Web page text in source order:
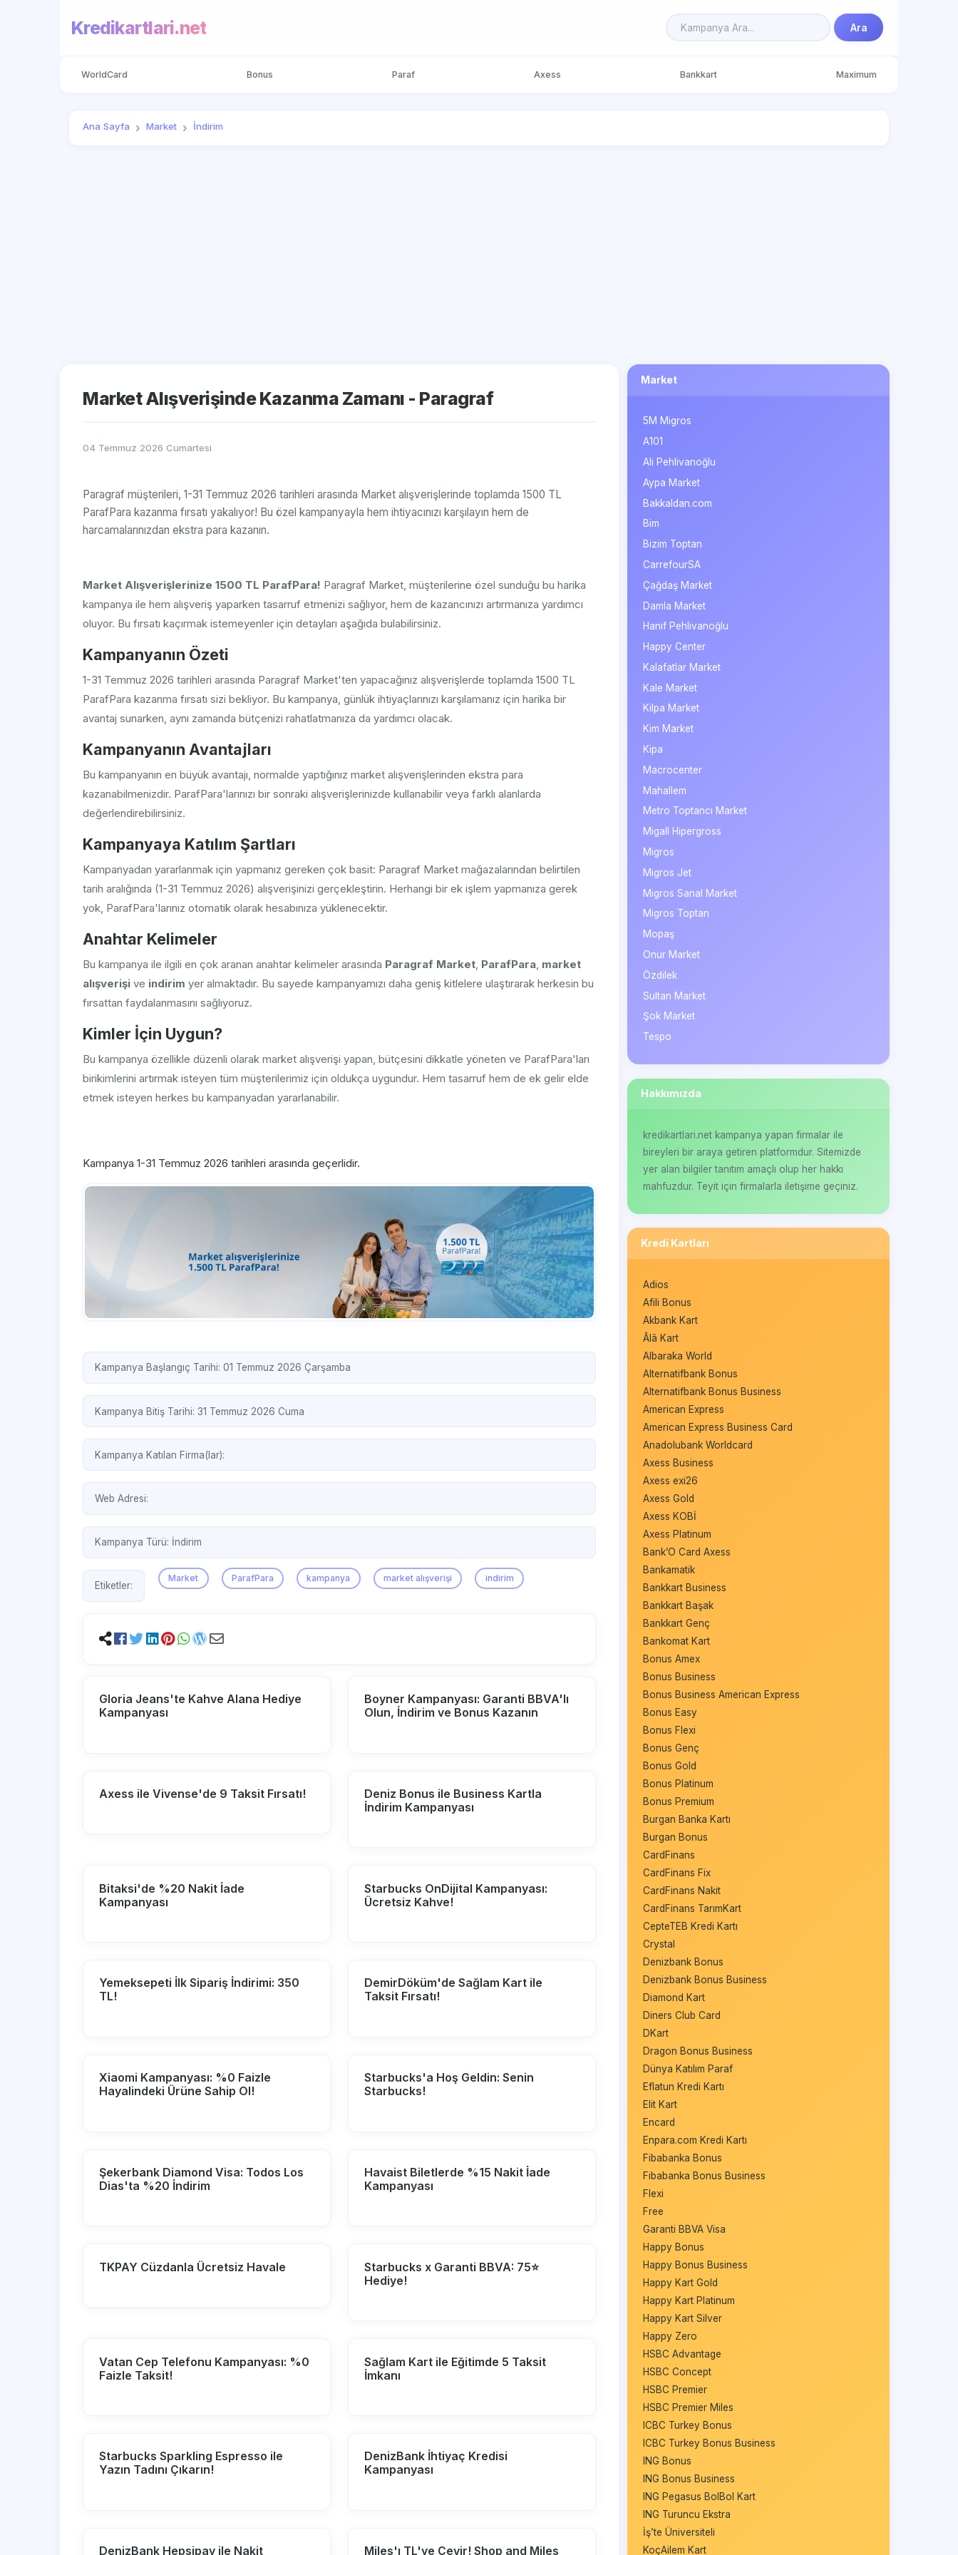
Kredikartlari.net Ara
WorldCard Bonus Paraf Axess Bankkart Maximum
Ana Sayfa Market İndirim
Market Alışverişinde Kazanma Zamanı - Paragraf
04 Temmuz 2026 Cumartesi
Paragraf müşterileri, 1-31 Temmuz 2026 tarihleri arasında Market alışverişlerinde toplamda 1500 TL
ParafPara kazanma fırsatı yakalıyor! Bu özel kampanyayla hem ihtiyacınızı karşılayın hem de
harcamalarınızdan ekstra para kazanın.
Market Alışverişlerinize 1500 TL ParafPara! Paragraf Market, müşterilerine özel sunduğu bu harika
kampanya ile hem alışveriş yaparken tasarruf etmenizi sağlıyor, hem de kazancınızı artırmanıza yardımcı
oluyor. Bu fırsatı kaçırmak istemeyenler için detayları aşağıda bulabilirsiniz.
Kampanyanın Özeti
1-31 Temmuz 2026 tarihleri arasında Paragraf Market'ten yapacağınız alışverişlerde toplamda 1500 TL
ParafPara kazanma fırsatı sizi bekliyor. Bu kampanya, günlük ihtiyaçlarınızı karşılamanız için harika bir
avantaj sunarken, aynı zamanda bütçenizi rahatlatmanıza da yardımcı olacak.
Kampanyanın Avantajları
Bu kampanyanın en büyük avantajı, normalde yaptığınız market alışverişlerinden ekstra para
kazanabilmenizdir. ParafPara'larınızı bir sonraki alışverişlerinizde kullanabilir veya farklı alanlarda
değerlendirebilirsiniz.
Kampanyaya Katılım Şartları
Kampanyadan yararlanmak için yapmanız gereken çok basit: Paragraf Market mağazalarından belirtilen
tarih aralığında (1-31 Temmuz 2026) alışverişinizi gerçekleştirin. Herhangi bir ek işlem yapmanıza gerek
yok, ParafPara'larınız otomatik olarak hesabınıza yüklenecektir.
Anahtar Kelimeler
Bu kampanya ile ilgili en çok aranan anahtar kelimeler arasında Paragraf Market, ParafPara, market
alışverişi ve indirim yer almaktadır. Bu sayede kampanyamızı daha geniş kitlelere ulaştırarak herkesin bu
fırsattan faydalanmasını sağlıyoruz.
Kimler İçin Uygun?
Bu kampanya özellikle düzenli olarak market alışverişi yapan, bütçesini dikkatle yöneten ve ParafPara'ları
birikimlerini artırmak isteyen tüm müşterilerimiz için oldukça uygundur. Hem tasarruf hem de ek gelir elde
etmek isteyen herkes bu kampanyadan yararlanabilir.
Kampanya 1-31 Temmuz 2026 tarihleri arasında geçerlidir.
Kampanya Başlangıç Tarihi: 01 Temmuz 2026 Çarşamba
Kampanya Bitiş Tarihi: 31 Temmuz 2026 Cuma
Kampanya Katılan Firma(lar):
Web Adresi:
Kampanya Türü: İndirim
Etiketler:
Market ParafPara kampanya market alışverişi indirim
Gloria Jeans'te Kahve Alana Hediye
Kampanyası
Boyner Kampanyası: Garanti BBVA'lı
Olun, İndirim ve Bonus Kazanın
Axess ile Vivense'de 9 Taksit Fırsatı!
Deniz Bonus ile Business Kartla
İndirim Kampanyası
Bitaksi'de %20 Nakit İade
Kampanyası
Starbucks OnDijital Kampanyası:
Ücretsiz Kahve!
Yemeksepeti İlk Sipariş İndirimi: 350
TL!
DemirDöküm'de Sağlam Kart ile
Taksit Fırsatı!
Xiaomi Kampanyası: %0 Faizle
Hayalindeki Ürüne Sahip Ol!
Starbucks'a Hoş Geldin: Senin
Starbucks!
Şekerbank Diamond Visa: Todos Los
Dias'ta %20 İndirim
Havaist Biletlerde %15 Nakit İade
Kampanyası
TKPAY Cüzdanla Ücretsiz Havale
Starbucks x Garanti BBVA: 75⭐
Hediye!
Vatan Cep Telefonu Kampanyası: %0
Faizle Taksit!
Sağlam Kart ile Eğitimde 5 Taksit
İmkanı
Starbucks Sparkling Espresso ile
Yazın Tadını Çıkarın!
DenizBank İhtiyaç Kredisi
Kampanyası
DenizBank Hepsipay ile Nakit Miles'ı TL'ye Çevir! Shop and Miles
Market
5M Migros
A101
Ali Pehlivanoğlu
Aypa Market
Bakkaldan.com
Bim
Bizim Toptan
CarrefourSA
Çağdaş Market
Damla Market
Hanif Pehlivanoğlu
Happy Center
Kalafatlar Market
Kale Market
Kilpa Market
Kim Market
Kipa
Macrocenter
Mahallem
Metro Toptancı Market
Migall Hipergross
Migros
Migros Jet
Migros Sanal Market
Migros Toptan
Mopaş
Onur Market
Özdilek
Sultan Market
Şok Market
Tespo
Hakkımızda
kredikartlari.net kampanya yapan firmalar ile
bireyleri bir araya getiren platformdur. Sitemizde
yer alan bilgiler tanıtım amaçlı olup her hakkı
mahfuzdur. Teyit için firmalarla iletişime geçiniz.
Kredi Kartları
Adios
Afili Bonus
Akbank Kart
Âlâ Kart
Albaraka World
Alternatifbank Bonus
Alternatifbank Bonus Business
American Express
American Express Business Card
Anadolubank Worldcard
Axess Business
Axess exi26
Axess Gold
Axess KOBİ
Axess Platinum
Bank’O Card Axess
Bankamatik
Bankkart Business
Bankkart Başak
Bankkart Genç
Bankomat Kart
Bonus Amex
Bonus Business
Bonus Business American Express
Bonus Easy
Bonus Flexi
Bonus Genç
Bonus Gold
Bonus Platinum
Bonus Premium
Burgan Banka Kartı
Burgan Bonus
CardFinans
CardFinans Fix
CardFinans Nakit
CardFinans TarımKart
CepteTEB Kredi Kartı
Crystal
Denizbank Bonus
Denizbank Bonus Business
Diamond Kart
Diners Club Card
DKart
Dragon Bonus Business
Dünya Katılım Paraf
Eflatun Kredi Kartı
Elit Kart
Encard
Enpara.com Kredi Kartı
Fibabanka Bonus
Fibabanka Bonus Business
Flexi
Free
Garanti BBVA Visa
Happy Bonus
Happy Bonus Business
Happy Kart Gold
Happy Kart Platinum
Happy Kart Silver
Happy Zero
HSBC Advantage
HSBC Concept
HSBC Premier
HSBC Premier Miles
ICBC Turkey Bonus
ICBC Turkey Bonus Business
ING Bonus
ING Bonus Business
ING Pegasus BolBol Kart
ING Turuncu Ekstra
İş’te Üniversiteli
KoçAilem Kart